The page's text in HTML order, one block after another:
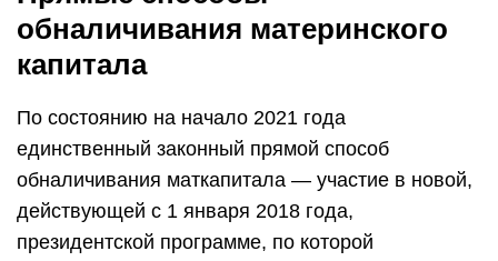
обналичивания материнского
капитала
По состоянию на начало 2021 года
единственный законный прямой способ
обналичивания маткапитала — участие в новой,
действующей с 1 января 2018 года,
президентской программе, по которой